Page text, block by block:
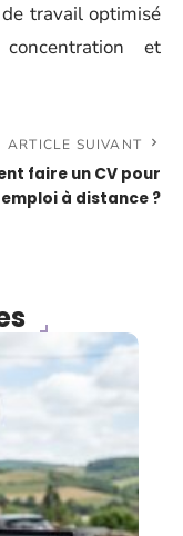
travail optimisé
et
ARTICLE SUIVANT
faire un CV pour
à distance ?